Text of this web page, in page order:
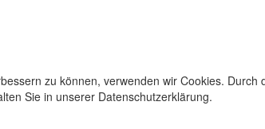
zu können, verwenden wir Cookies.
Sie in unserer Datenschutzerklärung.